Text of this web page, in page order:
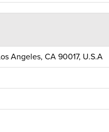
Angeles, CA 90017, U.S.A